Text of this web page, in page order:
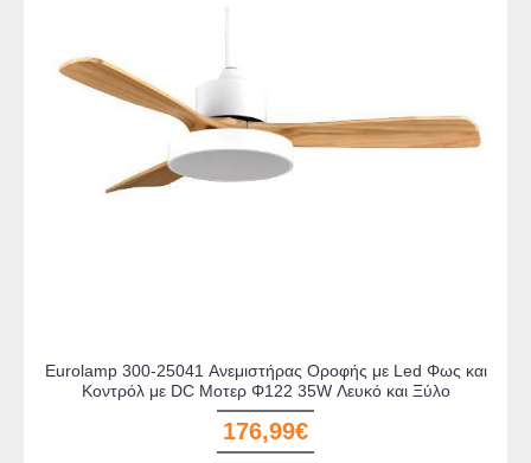
Eurolamp 300-25041 Ανεμιστήρας Οροφής με Led Φως και
Κοντρόλ με DC Μοτερ Φ122 35W Λευκό και Ξύλο
176,99€